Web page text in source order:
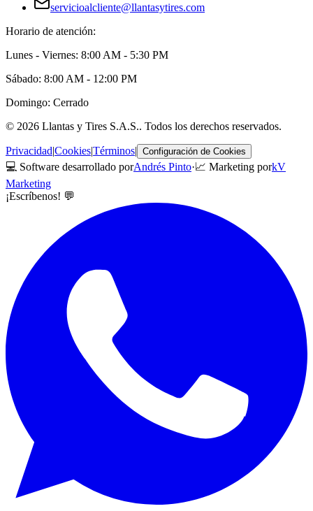
servicioalcliente@llantasytires.com
Horario de atención:
Lunes - Viernes: 8:00 AM - 5:30 PM
Sábado: 8:00 AM - 12:00 PM
Domingo: Cerrado
© 2026 Llantas y Tires S.A.S.. Todos los derechos reservados.
Privacidad|Cookies|Términos| Configuración de Cookies
💻 Software desarrollado porAndrés Pinto·📈 Marketing porkV
Marketing
¡Escríbenos! 💬